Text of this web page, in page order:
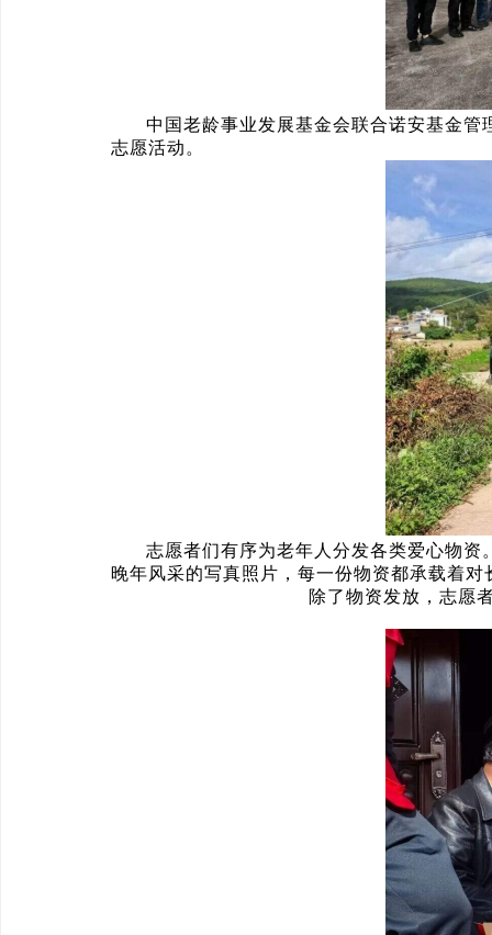
中国老龄事业发展基金会联合诺安基金
志愿活动。
志愿者们有序为老年人分发各类爱心物
晚年风采的写真照片，每一份物资都承载着对
除了物资发放，志愿者